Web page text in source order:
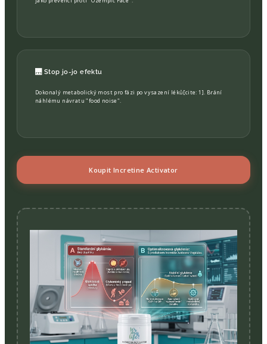
🌉 Stop jo-jo efektu
Dokonalý metabolický most pro fázi po vysazení léků[cite: 1]. Brání
náhlému návratu "food noise".
Koupit Incretine Activator